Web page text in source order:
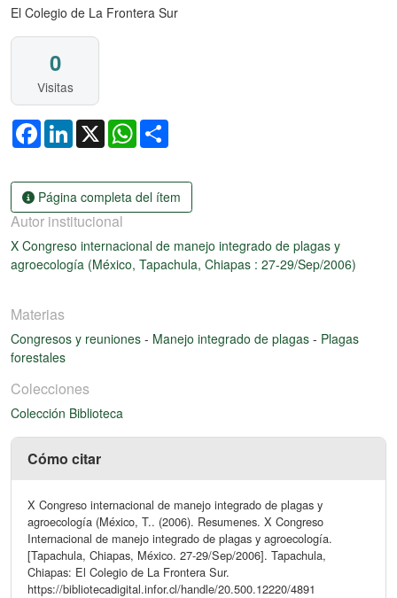
El Colegio de La Frontera Sur
0
Visitas
FacebookLinkedIn
X WhatsApp
Página completa del ítem
Autor institucional
X Congreso internacional de manejo integrado de plagas y
agroecología (México, Tapachula, Chiapas : 27-29/Sep/2006)
Materias
Congresos y reuniones - Manejo integrado de plagas - Plagas
forestales
Colecciones
Colección Biblioteca
Cómo citar
X Congreso internacional de manejo integrado de plagas y
agroecología (México, T.. (2006). Resumenes. X Congreso
Internacional de manejo integrado de plagas y agroecología.
[Tapachula, Chiapas, México. 27-29/Sep/2006]. Tapachula,
Chiapas: El Colegio de La Frontera Sur.
https://bibliotecadigital.infor.cl/handle/20.500.12220/4891